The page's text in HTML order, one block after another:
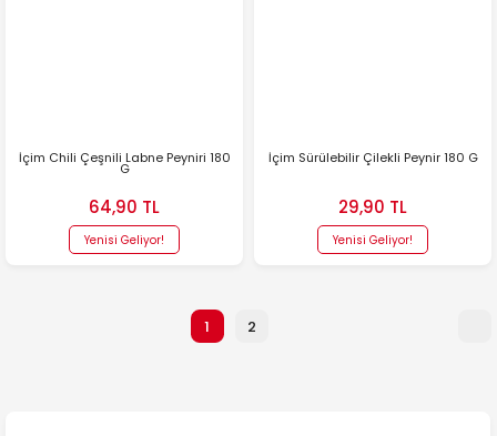
İçim Chili Çeşnili Labne Peyniri 180
G
64,90 TL
Yenisi Geliyor!
İçim Sürülebilir Çilekli Peynir 180 G
29,90 TL
Yenisi Geliyor!
1 2